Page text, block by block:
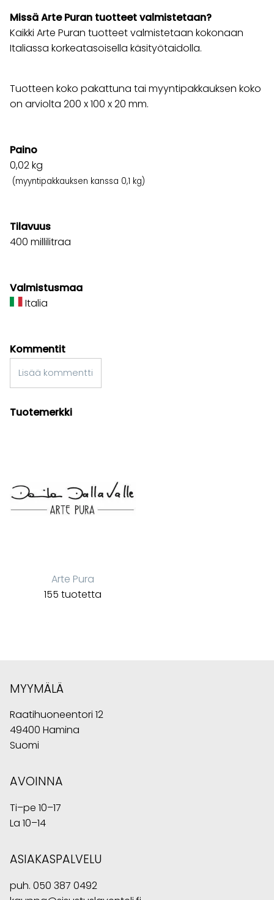
Missä Arte Puran tuotteet valmistetaan?
Kaikki Arte Puran tuotteet valmistetaan kokonaan
Italiassa korkeatasoisella käsityötaidolla.
Tuotteen koko pakattuna tai myyntipakkauksen koko
on arviolta 200 x 100 x 20 mm.
Paino
0,02kg
(myyntipakkauksen kanssa 0,1 kg)
Tilavuus
400 millilitraa
Valmistusmaa
Italia
Kommentit
Lisää kommentti
Tuotemerkki
Arte Pura
155 tuotetta
MYYMÄLÄ
Raatihuoneentori 12
49400 Hamina
Suomi
AVOINNA
Ti–pe 10–17
La 10–14
ASIAKASPALVELU
puh. 050 387 0492